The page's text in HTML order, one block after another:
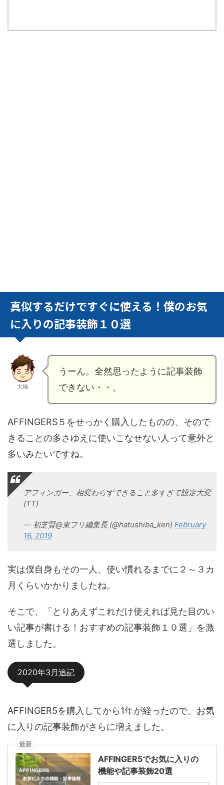
真似するだけですぐに使える！僕のお気
に入りの記事装飾１０選
大福
うーん。全然思ったように記事装飾
できない・・。
AFFINGERS５をせっかく購入したものの、そので
きることの多さゆえに使いこなせない人って意外と
多いみたいですね。
アフィンガー、相変わらずできること多すぎて設定大変
(TT)
— 初芝賢@東フリ編集長 (@hatushiba_ken) February
16, 2019
実は僕自身もその一人、使い慣れるまでに２～３カ
月くらいかかりましたね。
そこで、「とりあえずこれだけ使えれば見た目のい
い記事が書ける！おすすめの記事装飾１０選」を激
選しました。
2020年3月追記
AFFINGER5を購入してから1年が経ったので、お気
に入りの記事装飾がさらに増えました。
最新
AFFINGER5でお気に入りの
機能や記事装飾20選